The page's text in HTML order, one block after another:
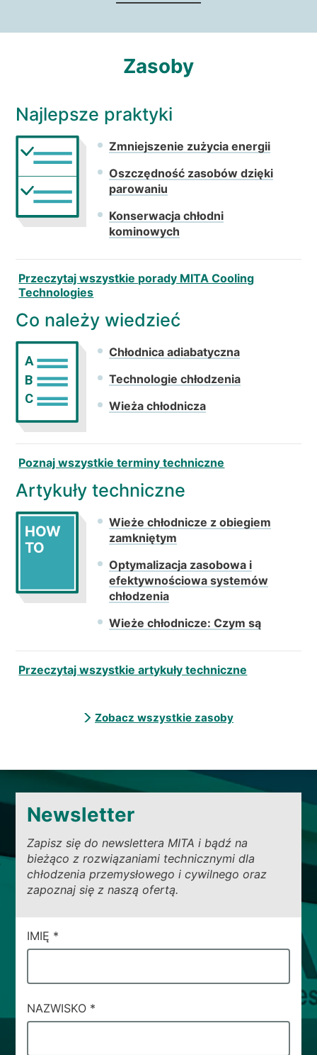
Zasoby
Najlepsze praktyki
Zmniejszenie zużycia energii
Oszczędność zasobów dzięki
parowaniu
Konserwacja chłodni
kominowych
Przeczytaj wszystkie porady MITA Cooling
Technologies
Co należy wiedzieć
A
B
C
Chłodnica adiabatyczna
Technologie chłodzenia
Wieża chłodnicza
Poznaj wszystkie terminy techniczne
Artykuły techniczne
HOW
TO
Wieże chłodnicze z obiegiem
zamkniętym
Optymalizacja zasobowa i
efektywnościowa systemów
chłodzenia
Wieże chłodnicze: Czym są
Przeczytaj wszystkie artykuły techniczne
Zobacz wszystkie zasoby
Newsletter
Zapisz się do newslettera MITA i bądź na
bieżąco z rozwiązaniami technicznymi dla
chłodzenia przemysłowego i cywilnego oraz
zapoznaj się z naszą ofertą.
CAMPI
DI
#10
IMIĘ *
NAZWISKO *